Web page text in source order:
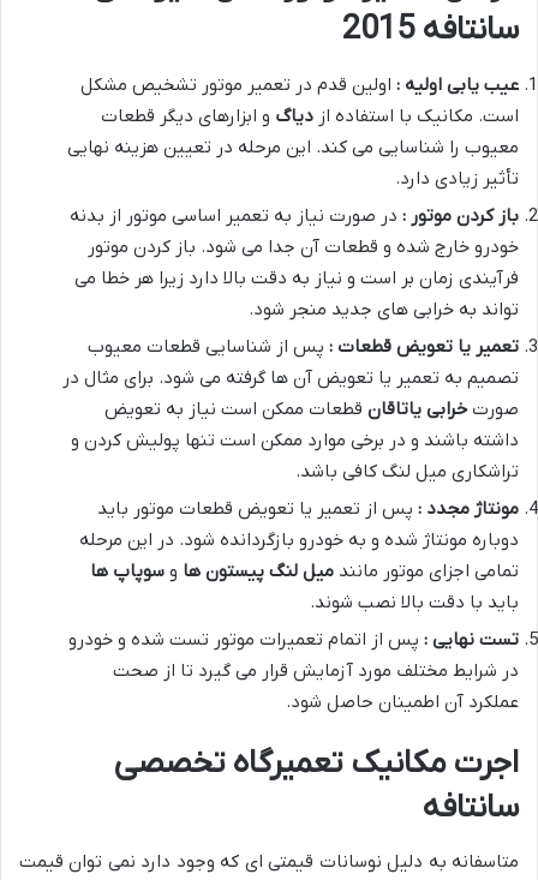
سانتافه 2015
عیب یابی اولیه : اولین قدم در تعمیر موتور تشخیص مشکل
است. مکانیک با استفاده از دیاگ و ابزارهای دیگر قطعات
معیوب را شناسایی می کند. این مرحله در تعیین هزینه نهایی
تأثیر زیادی دارد.
باز کردن موتور : در صورت نیاز به تعمیر اساسی موتور از بدنه
خودرو خارج شده و قطعات آن جدا می شود. باز کردن موتور
فرآیندی زمان بر است و نیاز به دقت بالا دارد زیرا هر خطا می
تواند به خرابی های جدید منجر شود.
تعمیر یا تعویض قطعات : پس از شناسایی قطعات معیوب
تصمیم به تعمیر یا تعویض آن ها گرفته می شود. برای مثال در
صورت خرابی یاتاقان قطعات ممکن است نیاز به تعویض
داشته باشند و در برخی موارد ممکن است تنها پولیش کردن و
تراشکاری میل لنگ کافی باشد.
مونتاژ مجدد : پس از تعمیر یا تعویض قطعات موتور باید
دوباره مونتاژ شده و به خودرو بازگردانده شود. در این مرحله
تمامی اجزای موتور مانند میل لنگ پیستون ها و سوپاپ ها
باید با دقت بالا نصب شوند.
تست نهایی : پس از اتمام تعمیرات موتور تست شده و خودرو
در شرایط مختلف مورد آزمایش قرار می گیرد تا از صحت
عملکرد آن اطمینان حاصل شود.
اجرت مکانیک تعمیرگاه تخصصی
سانتافه
متاسفانه به دلیل نوسانات قیمتی ای که وجود دارد نمی توان قیمت